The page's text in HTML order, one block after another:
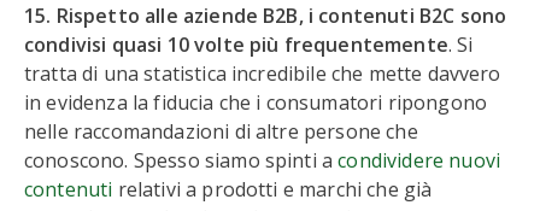
15. Rispetto alle aziende B2B, i contenuti B2C sono
condivisi quasi 10 volte più frequentemente. Si
tratta di una statistica incredibile che mette davvero
in evidenza la fiducia che i consumatori ripongono
nelle raccomandazioni di altre persone che
conoscono. Spesso siamo spinti acondividere nuovi
contenuti relativi a prodotti e marchi che già